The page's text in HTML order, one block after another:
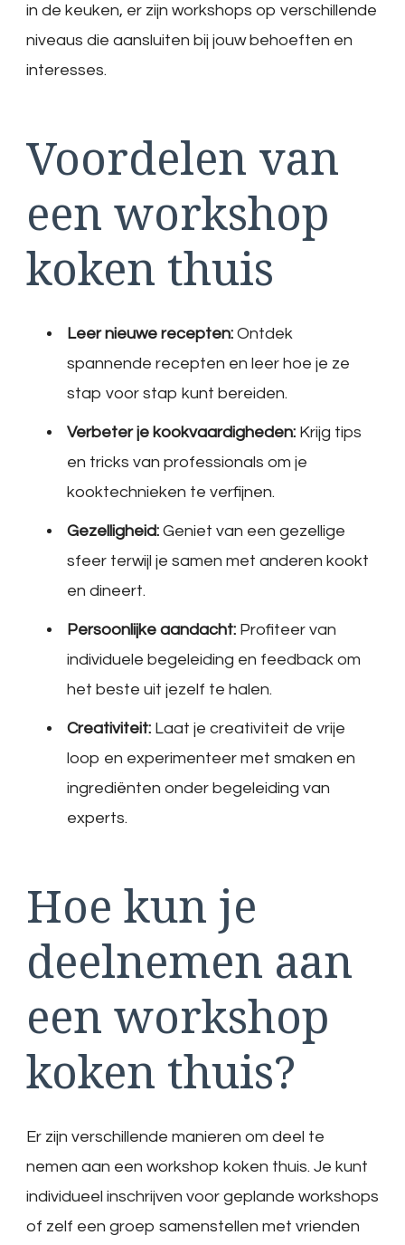
in de keuken, er zijn workshops op verschillende
niveaus die aansluiten bij jouw behoeften en
interesses.
Voordelen van
een workshop
koken thuis
Leer nieuwe recepten: Ontdek
spannende recepten en leer hoe je ze
stap voor stap kunt bereiden.
Verbeter je kookvaardigheden: Krijg tips
en tricks van professionals om je
kooktechnieken te verfijnen.
Gezelligheid: Geniet van een gezellige
sfeer terwijl je samen met anderen kookt
en dineert.
Persoonlijke aandacht: Profiteer van
individuele begeleiding en feedback om
het beste uit jezelf te halen.
Creativiteit: Laat je creativiteit de vrije
loop en experimenteer met smaken en
ingrediënten onder begeleiding van
experts.
Hoe kun je
deelnemen aan
een workshop
koken thuis?
Er zijn verschillende manieren om deel te
nemen aan een workshop koken thuis. Je kunt
individueel inschrijven voor geplande workshops
of zelf een groep samenstellen met vrienden